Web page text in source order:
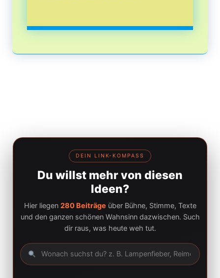
DEIN LINK-KOMPASS
Du willst mehr von diesen
Ideen?
Hier liegen 280 Beiträge über Bühne, Stimme, Texte
und den ganzen schönen Wahnsinn dazwischen. Such
dir raus, was heute weh tut.